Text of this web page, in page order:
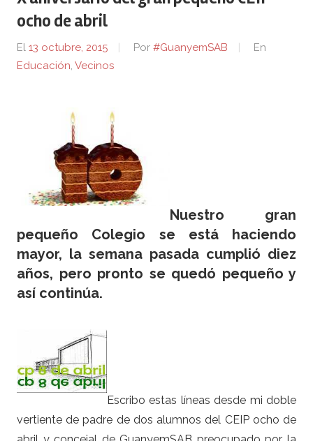
ocho de abril
El 13 octubre, 2015 Por #GuanyemSAB
En
Educación, Vecinos
Nuestro gran
pequeño Colegio se está haciendo
mayor, la semana pasada cumplió diez
años, pero pronto se quedó pequeño y
así continúa.
Escribo estas líneas desde mi doble
vertiente de padre de dos alumnos del CEIP ocho de